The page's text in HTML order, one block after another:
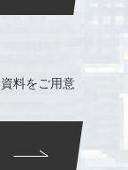
資料をご用意